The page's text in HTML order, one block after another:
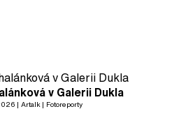
v Galerii Dukla
Artalk Fotoreporty